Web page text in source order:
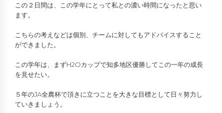
この２日間は、この学年にとって私との濃い時間になったと思い
ます。
こちらの考えなどは個別、チームに対してもアドバイスすること
ができました。
この学年は、まずH2Oカップで知多地区優勝してこの一年の成長
を見せたい。
５年のJA全農杯で頂きに立つことを大きな目標として日々努力し
ていきましょう。